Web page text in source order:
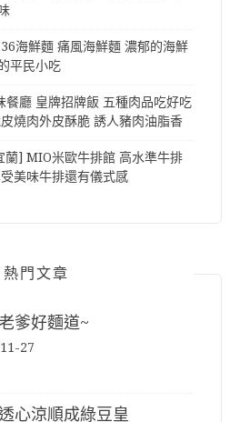
海鮮麵 痛風海鮮麵 濃郁的海鮮
平民小吃
餐廳 皇牌招牌飯 五種肉品吃好吃
燒肉外皮酥脆 誘人豬肉油脂香
蘭] MIO米歐牛排館 高水準牛排
美味牛排還有儀式感
熱門文章
爹好麵道~
27
心涼順成綠豆皇